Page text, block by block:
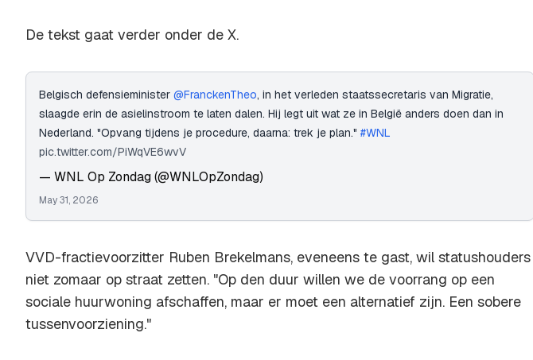
De tekst gaat verder onder de X.
Belgisch defensieminister @FranckenTheo, in het verleden staatssecretaris van Migratie,
slaagde erin de asielinstroom te laten dalen. Hij legt uit wat ze in België anders doen dan in
Nederland. "Opvang tijdens je procedure, daarna: trek je plan." #WNL
pic.twitter.com/PiWqVE6wvV
— WNL Op Zondag (@WNLOpZondag)
May 31, 2026
VVD-fractievoorzitter Ruben Brekelmans, eveneens te gast, wil statushouders
niet zomaar op straat zetten. "Op den duur willen we de voorrang op een
sociale huurwoning afschaffen, maar er moet een alternatief zijn. Een sobere
tussenvoorziening."